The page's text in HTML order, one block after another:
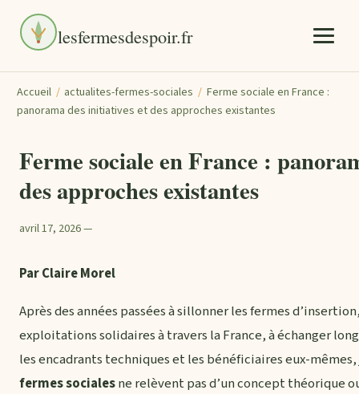
lesfermesdespoir.fr
Accueil / actualites-fermes-sociales / Ferme sociale en France :
panorama des initiatives et des approches existantes
Ferme sociale en France :
des approches existantes
avril 17, 2026 —
Par Claire Morel
Après des années passées à sillonner les fermes
exploitations solidaires à travers la France, à échanger
les encadrants techniques et les bénéficiaires eux-
fermes socialesne relèvent pas d’un concept théorique